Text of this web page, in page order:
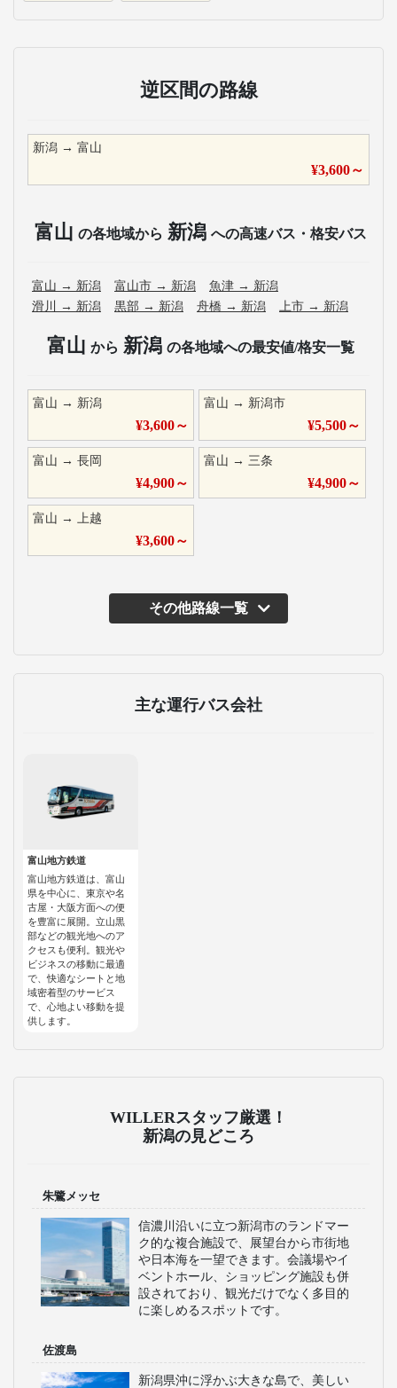
逆区間の路線
新潟 → 富山
¥3,600～
富山 の各地域から 新潟 への高速バス・格安バス
富山 → 新潟 富山市 → 新潟 魚津 → 新潟
滑川
→ 新潟 黒部 → 新潟 舟橋 → 新潟 上市 → 新潟
富山 から 新潟 の各地域への最安値/格安一覧
富山 → 新潟
¥3,600～
富山 → 新潟市
¥5,500～
富山 → 長岡
¥4,900～
富山 →三条
¥4,900～
富山 → 上越
¥3,600～
その他路線一覧
主な運行バス会社
富山地方鉄道
富山地方鉄道は、富山
県を中心に、東京や名
古屋・大阪方面への便
を豊富に展開。立山黒
部などの観光地へのア
クセスも便利。観光や
ビジネスの移動に最適
で、快適なシートと地
域密着型のサービス
で、心地よい移動を提
供します。
WILLERスタッフ厳選！
新潟の見どころ
朱鷺メッセ
信濃川沿いに立つ新潟市のランドマー
ク的な複合施設で、展望台から市街地
や日本海を一望できます。会議場やイ
ベントホール、ショッピング施設も併
設されており、観光だけでなく多目的
に楽しめるスポットです。
佐渡島
新潟県沖に浮かぶ大きな島で、美しい